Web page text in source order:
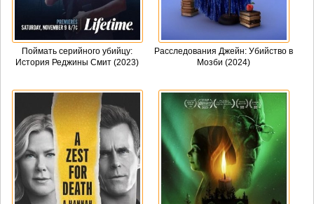
Поймать серийного убийцу:
История Реджины Смит (2023)
Расследования Джейн: Убийство в
Мозби (2024)